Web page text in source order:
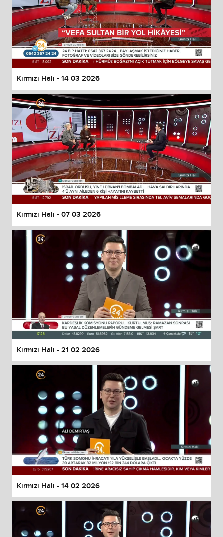
Kırmızı Halı - 14 03 2026
Kırmızı Halı - 07 03 2026
Kırmızı Halı - 21 02 2026
Kırmızı Halı - 14 02 2026